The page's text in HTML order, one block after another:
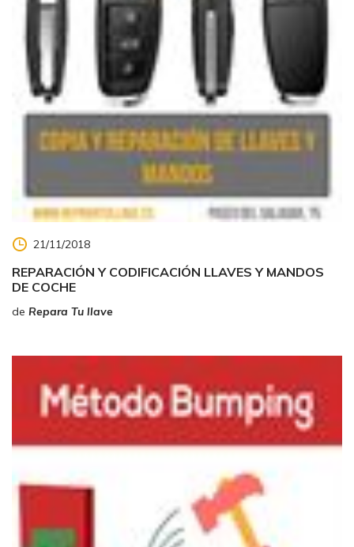
21/11/2018
REPARACIÓN Y CODIFICACIÓN LLAVES Y MANDOS
DE COCHE
de Repara Tu llave